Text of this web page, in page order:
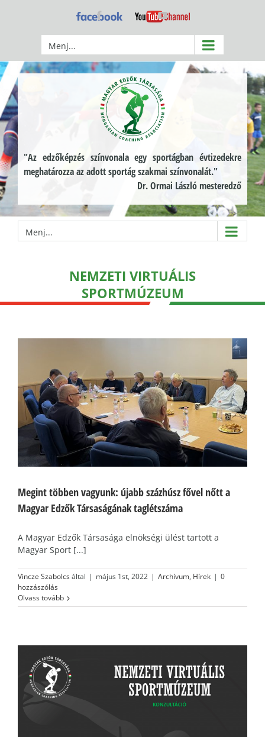
Facebook YouTube
Menj...
"Az edzőképzés színvonala egy sportágban évtizedekre
meghatározza az adott sportág szakmai színvonalát."
Dr. Ormai László mesteredző
Menj...
NEMZETI VIRTUÁLIS
SPORTMÚZEUM
Megint többen vagyunk: újabb százhúsz fővel nőtt a
Magyar Edzők Társaságának taglétszáma
A Magyar Edzők Társasága elnökségi ülést tartott a
Magyar Sport [...]
Vincze Szabolcsáltal | május 1st, 2022 | Archívum, Hírek | 0
hozzászólás
Olvass tovább